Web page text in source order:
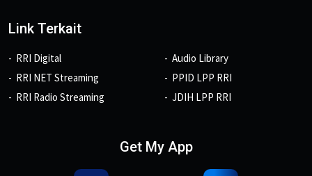
Link Terkait
RRI Digital
RRI NET Streaming
RRI Radio Streaming
Audio Library
PPID LPP RRI
JDIH LPP RRI
Get My App